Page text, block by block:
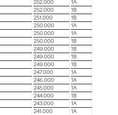
252.000
1A
252.000
1B
251.000
1B
250.000
1A
250.000
1A
250.000
1B
249.000
1B
249.000
1B
249.000
1B
247.000
1A
246.000
1A
245.000
1A
244.000
1B
243.000
1A
241.000
1A